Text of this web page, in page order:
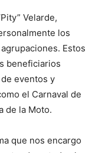
Velarde,
los
Estos
beneficiarios
eventos y
el Carnaval de
de la Moto.
que nos encargo